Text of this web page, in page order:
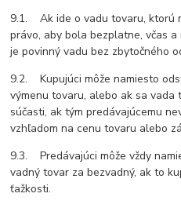
9.1. Ak ide o vadu tovaru, ktorú
právo, aby bola bezplatne, včas
je povinný vadu bez zbytočného
9.2. Kupujúci môže namiesto
výmenu tovaru, alebo ak sa vada
súčasti, ak tým predávajúcemu
vzhľadom na cenu tovaru alebo
9.3. Predávajúci môže vždy
vadný tovar za bezvadný, ak to
ťažkosti.